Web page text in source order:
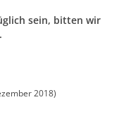
sein, bitten wir
2018)